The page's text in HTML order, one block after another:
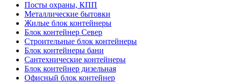
Посты охраны, КПП
Металлические бытовки
Жилые блок контейнеры
Блок контейнер Север
Строительные блок контейнеры
Блок контейнеры бани
Сантехнические контейнеры
Блок контейнер дизельная
Офисный блок контейнер